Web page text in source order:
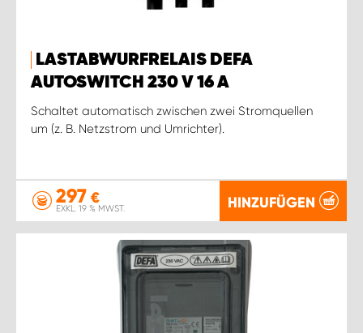
LASTABWURFRELAIS DEFA
AUTOSWITCH 230 V 16 A
Schaltet automatisch zwischen zwei Stromquellen
um (z. B. Netzstrom und Umrichter).
297 €
EXKL. 19 % MWST. HINZUFÜGEN